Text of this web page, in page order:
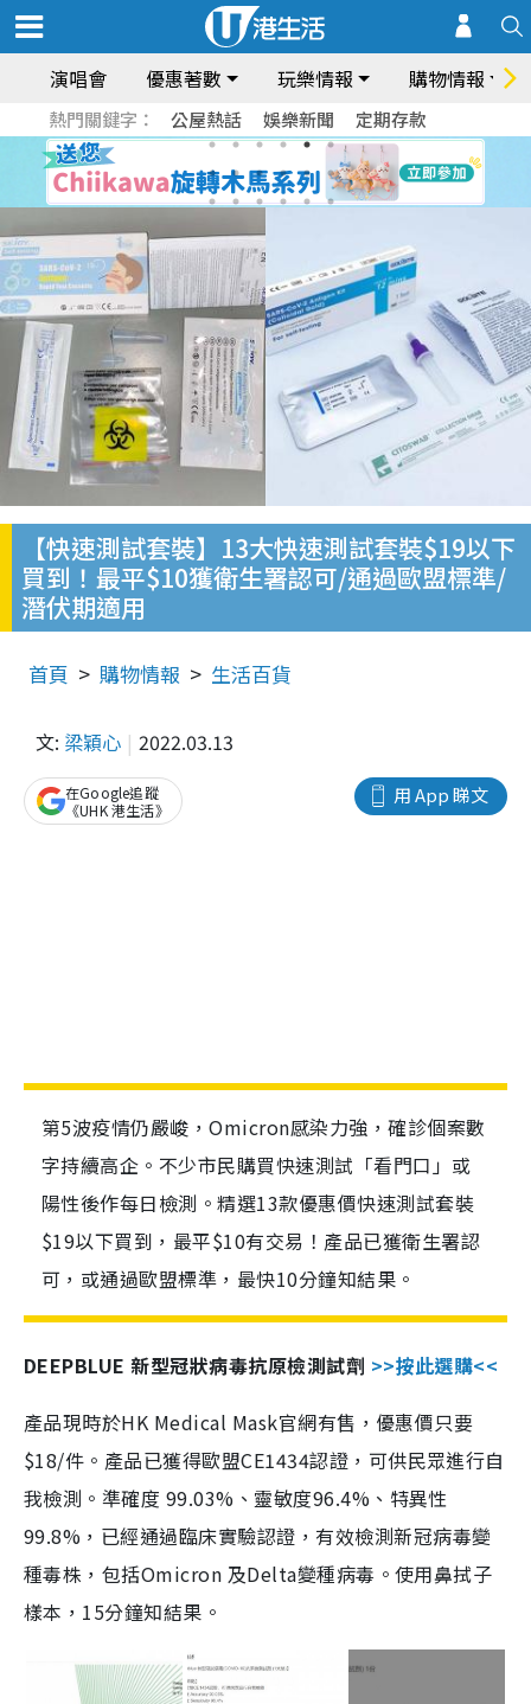
演唱會 優惠著數 玩樂情報 購物情報
熱門關鍵字： 公屋熱話 娛樂新聞 定期存款
【快速測試套裝】13大快速測試套裝$19以下
買到！最平$10獲衛生署認可/通過歐盟標準/
潛伏期適用
首頁 購物情報 生活百貨
文: 梁穎心 2022.03.13
用 App 睇文
在Google追蹤
《UHK 港生活》
第5波疫情仍嚴峻，Omicron感染力強，確診個案數
字持續高企。不少市民購買快速測試「看門口」或
陽性後作每日檢測。精選13款優惠價快速測試套裝
$19以下買到，最平$10有交易！產品已獲衛生署認
可，或通過歐盟標準，最快10分鐘知結果。
DEEPBLUE 新型冠狀病毒抗原檢測試劑 >>按此選購<<
產品現時於HK Medical Mask官網有售，優惠價只要
$18/件。產品已獲得歐盟CE1434認證，可供民眾進行自
我檢測。準確度 99.03%、靈敏度96.4%、特異性
99.8%，已經通過臨床實驗認證，有效檢測新冠病毒變
種毒株，包括Omicron 及Delta變種病毒。使用鼻拭子
樣本，15分鐘知結果。